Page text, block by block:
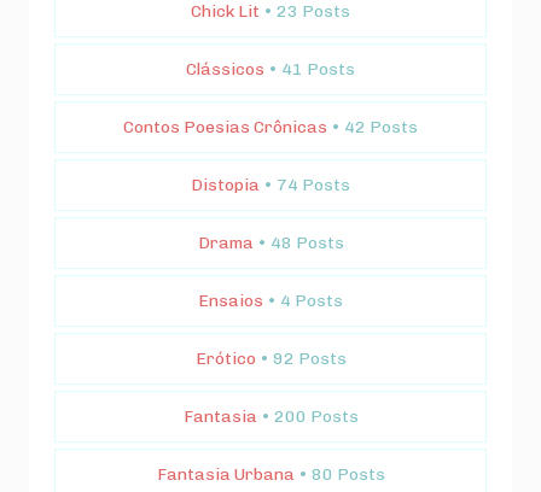
Chick Lit • 23 Posts
Clássicos • 41 Posts
Contos Poesias Crônicas • 42 Posts
Distopia • 74 Posts
Drama • 48 Posts
Ensaios • 4 Posts
Erótico • 92 Posts
Fantasia • 200 Posts
Fantasia Urbana • 80 Posts